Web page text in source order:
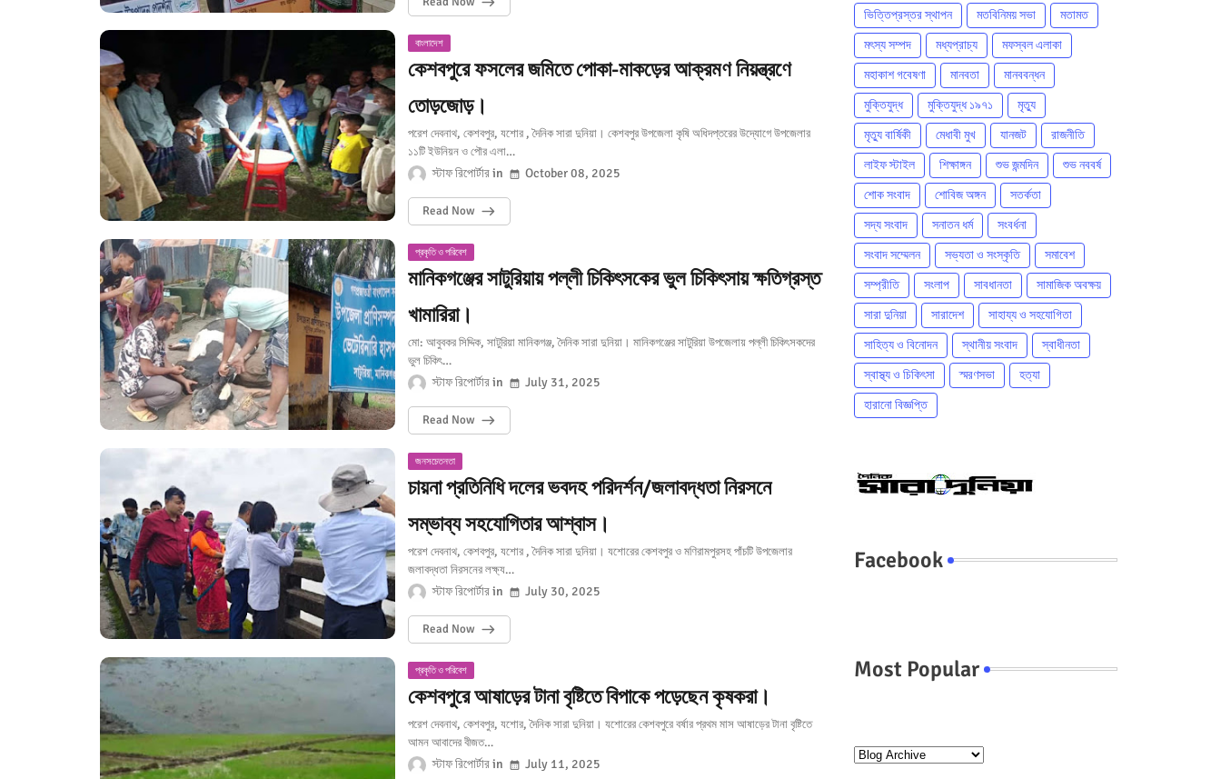
বাংলাদেশ
কেশবপুরে ফসলের জমিতে পোকা-মাকড়ের আক্রমণ নিয়ন্ত্রণে
তোড়জোড়।
পরেশ দেবনাথ, কেশবপুর, যশোর , দৈনিক সারা দুনিয়া। কেশবপুর উপজেলা কৃষি অধিদপ্তরের উদ্যোগে উপজেলার
১১টি ইউনিয়ন ও পৌর এলা…
স্টাফ রিপোর্টার October 08, 2025
Read Now
প্রকৃতি ও পরিবেশ
মানিকগঞ্জের সাটুরিয়ায় পল্লী চিকিৎসকের ভুল চিকিৎসায় ক্ষতিগ্রস্ত
খামারিরা।
মো: আবুবকর সিদ্দিক, সাটুরিয়া মানিকগঞ্জ, দৈনিক সারা দুনিয়া। মানিকগঞ্জের সাটুরিয়া উপজেলায় পল্লী চিকিৎসকদের
ভুল চিকিৎ…
স্টাফ রিপোর্টার July 31, 2025
Read Now
জনসচেতনতা
চায়না প্রতিনিধি দলের ভবদহ পরিদর্শন/জলাবদ্ধতা নিরসনে
সম্ভাব্য সহযোগিতার আশ্বাস।
পরেশ দেবনাথ, কেশবপুর, যশোর , দৈনিক সারা দুনিয়া। যশোরের কেশবপুর ও মণিরামপুরসহ পাঁচটি উপজেলার
জলাবদ্ধতা নিরসনের লক্ষ্য…
স্টাফ রিপোর্টার July 30, 2025
Read Now
প্রকৃতি ও পরিবেশ
কেশবপুরে আষাড়ের টানা বৃষ্টিতে বিপাকে পড়েছেন কৃষকরা।
পরেশ দেবনাথ, কেশবপুর, যশোর, দৈনিক সারা দুনিয়া। যশোরের কেশবপুরে বর্ষার প্রথম মাস আষাড়ের টানা বৃষ্টিতে
আমন আবাদের বীজত…
স্টাফ রিপোর্টার July 11, 2025
ভিত্তিপ্রস্তর স্থাপন
মতবিনিময় সভা
মতামত
মৎস্য সম্পদ
মধ্যপ্রাচ্য
মফস্বল এলাকা
মহাকাশ গবেষণা
মানবতা
মানববন্ধন
মুক্তিযুদ্ধ
মুক্তিযুদ্ধ ১৯৭১
মৃত্যু
মৃত্যু বার্ষিকী
মেধাবী মুখ যানজট
রাজনীতি
লাইফ স্টাইল
শিক্ষাঙ্গন শুভ জন্মদিন
শুভ নববর্ষ
শোক সংবাদ
শোবিজ অঙ্গন
সতর্কতা
সদ্য সংবাদ
সনাতন ধর্ম
সংবর্ধনা
সংবাদ সম্মেলন
সভ্যতা ও সংস্কৃতি
সমাবেশ
সম্প্রীতি
সংলাপ সাবধানতা
সামাজিক অবক্ষয়
সারা দুনিয়া
সারাদেশ
সাহায্য ও সহযোগিতা
সাহিত্য ও বিনোদন
স্থানীয় সংবাদ
স্বাধীনতা
স্বাস্থ্য ও চিকিৎসা
স্মরণসভা
হত্যা
হারানো বিজ্ঞপ্তি
Facebook
Most Popular